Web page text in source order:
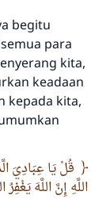
begitu
para
kita,
keadaan
kepada kita,
قُلْ يَا عِبَادِيَ
اللَّهِ إِنَّ اللَّهَ